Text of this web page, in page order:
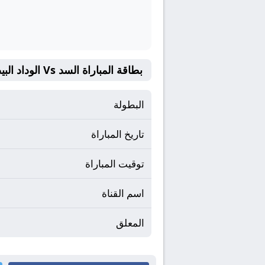
بطاقة المباراة السد Vs الوداد البيضاوي
البطولة
تاريخ المباراة
توقيت المباراة
اسم القناة
المعلق